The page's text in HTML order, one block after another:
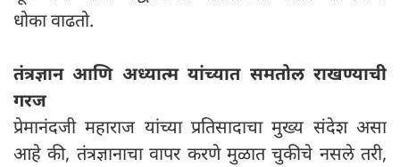
धोका वाढतो.
तंत्रज्ञान आणि अध्यात्म यांच्यात समतोल राखण्याची
गरज
प्रेमानंदजी महाराज यांच्या प्रतिसादाचा मुख्य संदेश असा
आहे की, तंत्रज्ञानाचा वापर करणे मुळात चुकीचे नसले तरी,